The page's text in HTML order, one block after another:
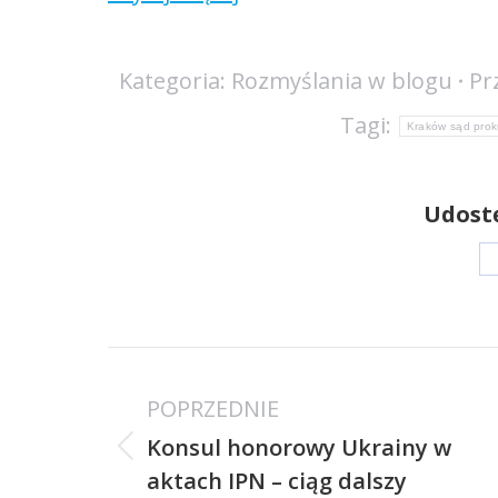
Kategoria: Rozmyślania w blogu
Tagi:
Kraków sąd
wpisów
POPRZEDNIE
Poprzedni
Konsul honorowy Ukrainy w
aktach IPN – ciąg dalszy